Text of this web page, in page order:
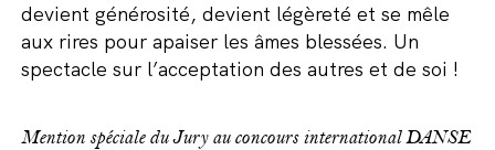
devient générosité, devient légèreté et se mêle
aux rires pour apaiser les âmes blessées. Un
spectacle sur l’acceptation des autres et de soi !
Mention spéciale du Jury au concours international DANSE